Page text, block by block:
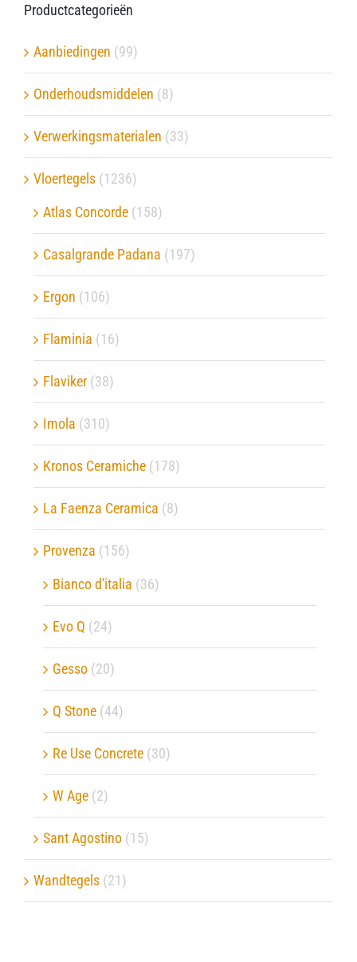
Productcategorieën
Aanbiedingen (99)
Onderhoudsmiddelen (8)
Verwerkingsmaterialen (33)
Vloertegels (1236)
Atlas Concorde (158)
Casalgrande Padana (197)
Ergon (106)
Flaminia (16)
Flaviker (38)
Imola (310)
Kronos Ceramiche (178)
La Faenza Ceramica (8)
Provenza (156)
Bianco d'italia (36)
Evo Q (24)
Gesso (20)
Q Stone (44)
Re Use Concrete (30)
W Age (2)
Sant Agostino (15)
Wandtegels (21)